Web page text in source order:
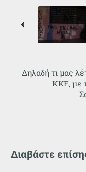
Δηλαδή τι μας
ΚΚΕ, με
Διαβάστε